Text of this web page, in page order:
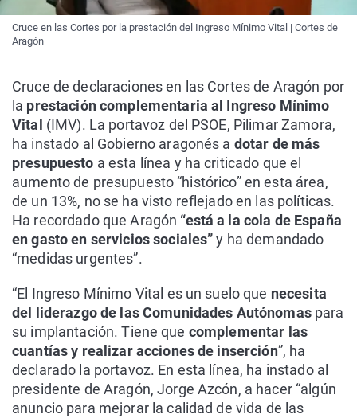
Cruce en las Cortes por la prestación del Ingreso Mínimo Vital | Cortes de
Aragón
Cruce de declaraciones en las Cortes de Aragón por
la prestación complementaria al Ingreso Mínimo
Vital (IMV). La portavoz del PSOE, Pilimar Zamora,
ha instado al Gobierno aragonés a dotar de más
presupuesto a esta línea y ha criticado que el
aumento de presupuesto “histórico” en esta área,
de un 13%, no se ha visto reflejado en las políticas.
Ha recordado que Aragón “está a la cola de España
en gasto en servicios sociales”y ha demandado
“medidas urgentes”.
“El Ingreso Mínimo Vital es un suelo que necesita
del liderazgo de las Comunidades Autónomas para
su implantación. Tiene que complementar las
cuantías y realizar acciones de inserción”, ha
declarado la portavoz. En esta línea, ha instado al
presidente de Aragón, Jorge Azcón, a hacer “algún
anuncio para mejorar la calidad de vida de las